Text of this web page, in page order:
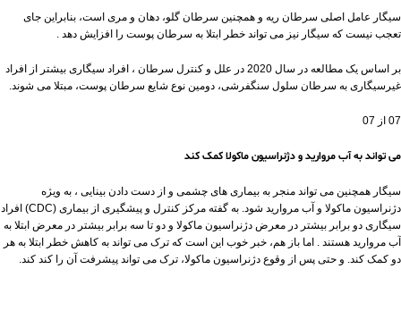
سیگار عامل اصلی سرطان ریه و همچنین سرطان گلو، دهان و مری است، بنابراین جای
تعجب نیست که سیگار نیز می تواند خطر ابتلا به سرطان پوست را افزایش دهد .
بر اساس یک مطالعه در سال 2020 در علل و کنترل سرطان ، افراد سیگاری بیشتر از افراد
غیرسیگاری به سرطان سلول سنگفرشی، دومین نوع شایع سرطان پوست، مبتلا می شوند.
07 از 07
می تواند به آب مروارید و دژنراسیون ماکولا کمک کند
سیگار همچنین می تواند منجر به بیماری های چشمی و از دست دادن بینایی ، به ویژه
دژنراسیون ماکولا و آب مروارید شود. به گفته مرکز کنترل و پیشگیری از بیماری (CDC) افراد
سیگاری دو برابر بیشتر در معرض دژنراسیون ماکولا و دو تا سه برابر بیشتر در معرض ابتلا به
آب مروارید هستند . اما باز هم، خبر خوب این است که ترک می تواند به کاهش خطر ابتلا به هر
دو کمک کند. و حتی پس از وقوع دژنراسیون ماکولا، ترک می تواند پیشرفت آن را کند کند.